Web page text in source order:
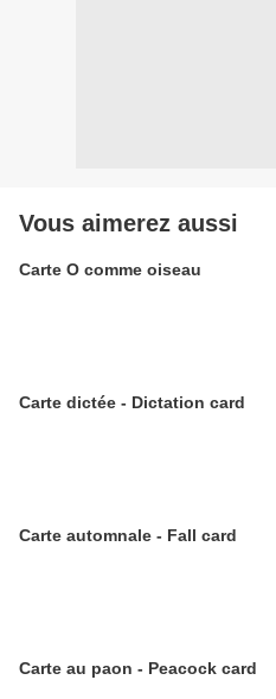
Vous aimerez aussi
Carte O comme oiseau
Carte dictée - Dictation card
Carte automnale - Fall card
Carte au paon - Peacock card